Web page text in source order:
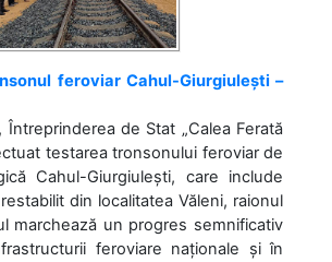
feroviar Cahul-Giurgiulești –
de Stat „Calea Ferată
testarea tronsonului feroviar de
Cahul-Giurgiulești, care include
din localitatea Văleni, raionul
marchează un progres semnificativ
feroviare naționale și în